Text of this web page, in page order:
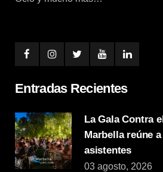
Entradas Recientes
La Gala Contra
Marbella reúne
asistentes
03 agosto, 2026